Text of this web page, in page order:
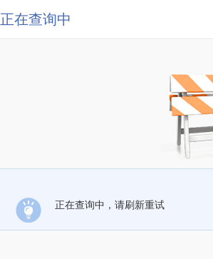
正在查询中
正在查询中，请刷新重试